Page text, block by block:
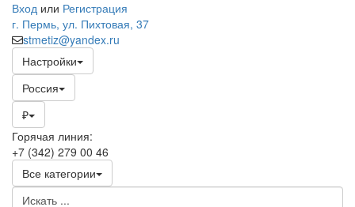
Вход или Регистрация
г. Пермь, ул. Пихтовая, 37
stmetiz@yandex.ru
Настройки
Россия
₽
Горячая линия:
+7 (342) 279 00 46
Все категории